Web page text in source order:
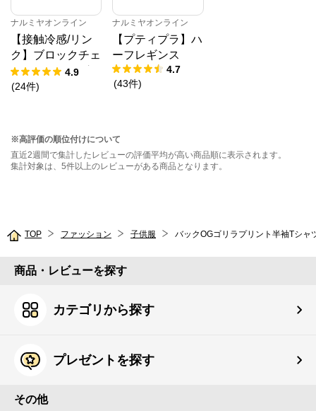
ナルミヤオンライン
【接触冷感/リン
ク】ブロックチェ
ックドッキングT
シャツ
4.9
(24件)
ナルミヤオンライン
【プティプラ】ハ
ーフレギンス
4.7
(43件)
※高評価の順位付けについて
直近2週間で集計したレビューの評価平均が高い商品順に表示されます。
集計対象は、5件以上のレビューがある商品となります。
TOP ファッション 子供服 バックOGゴリラプリント半袖Tシャ
商品・レビューを探す
カテゴリから探す
プレゼントを探す
その他